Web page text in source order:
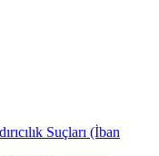
Suçları (İban